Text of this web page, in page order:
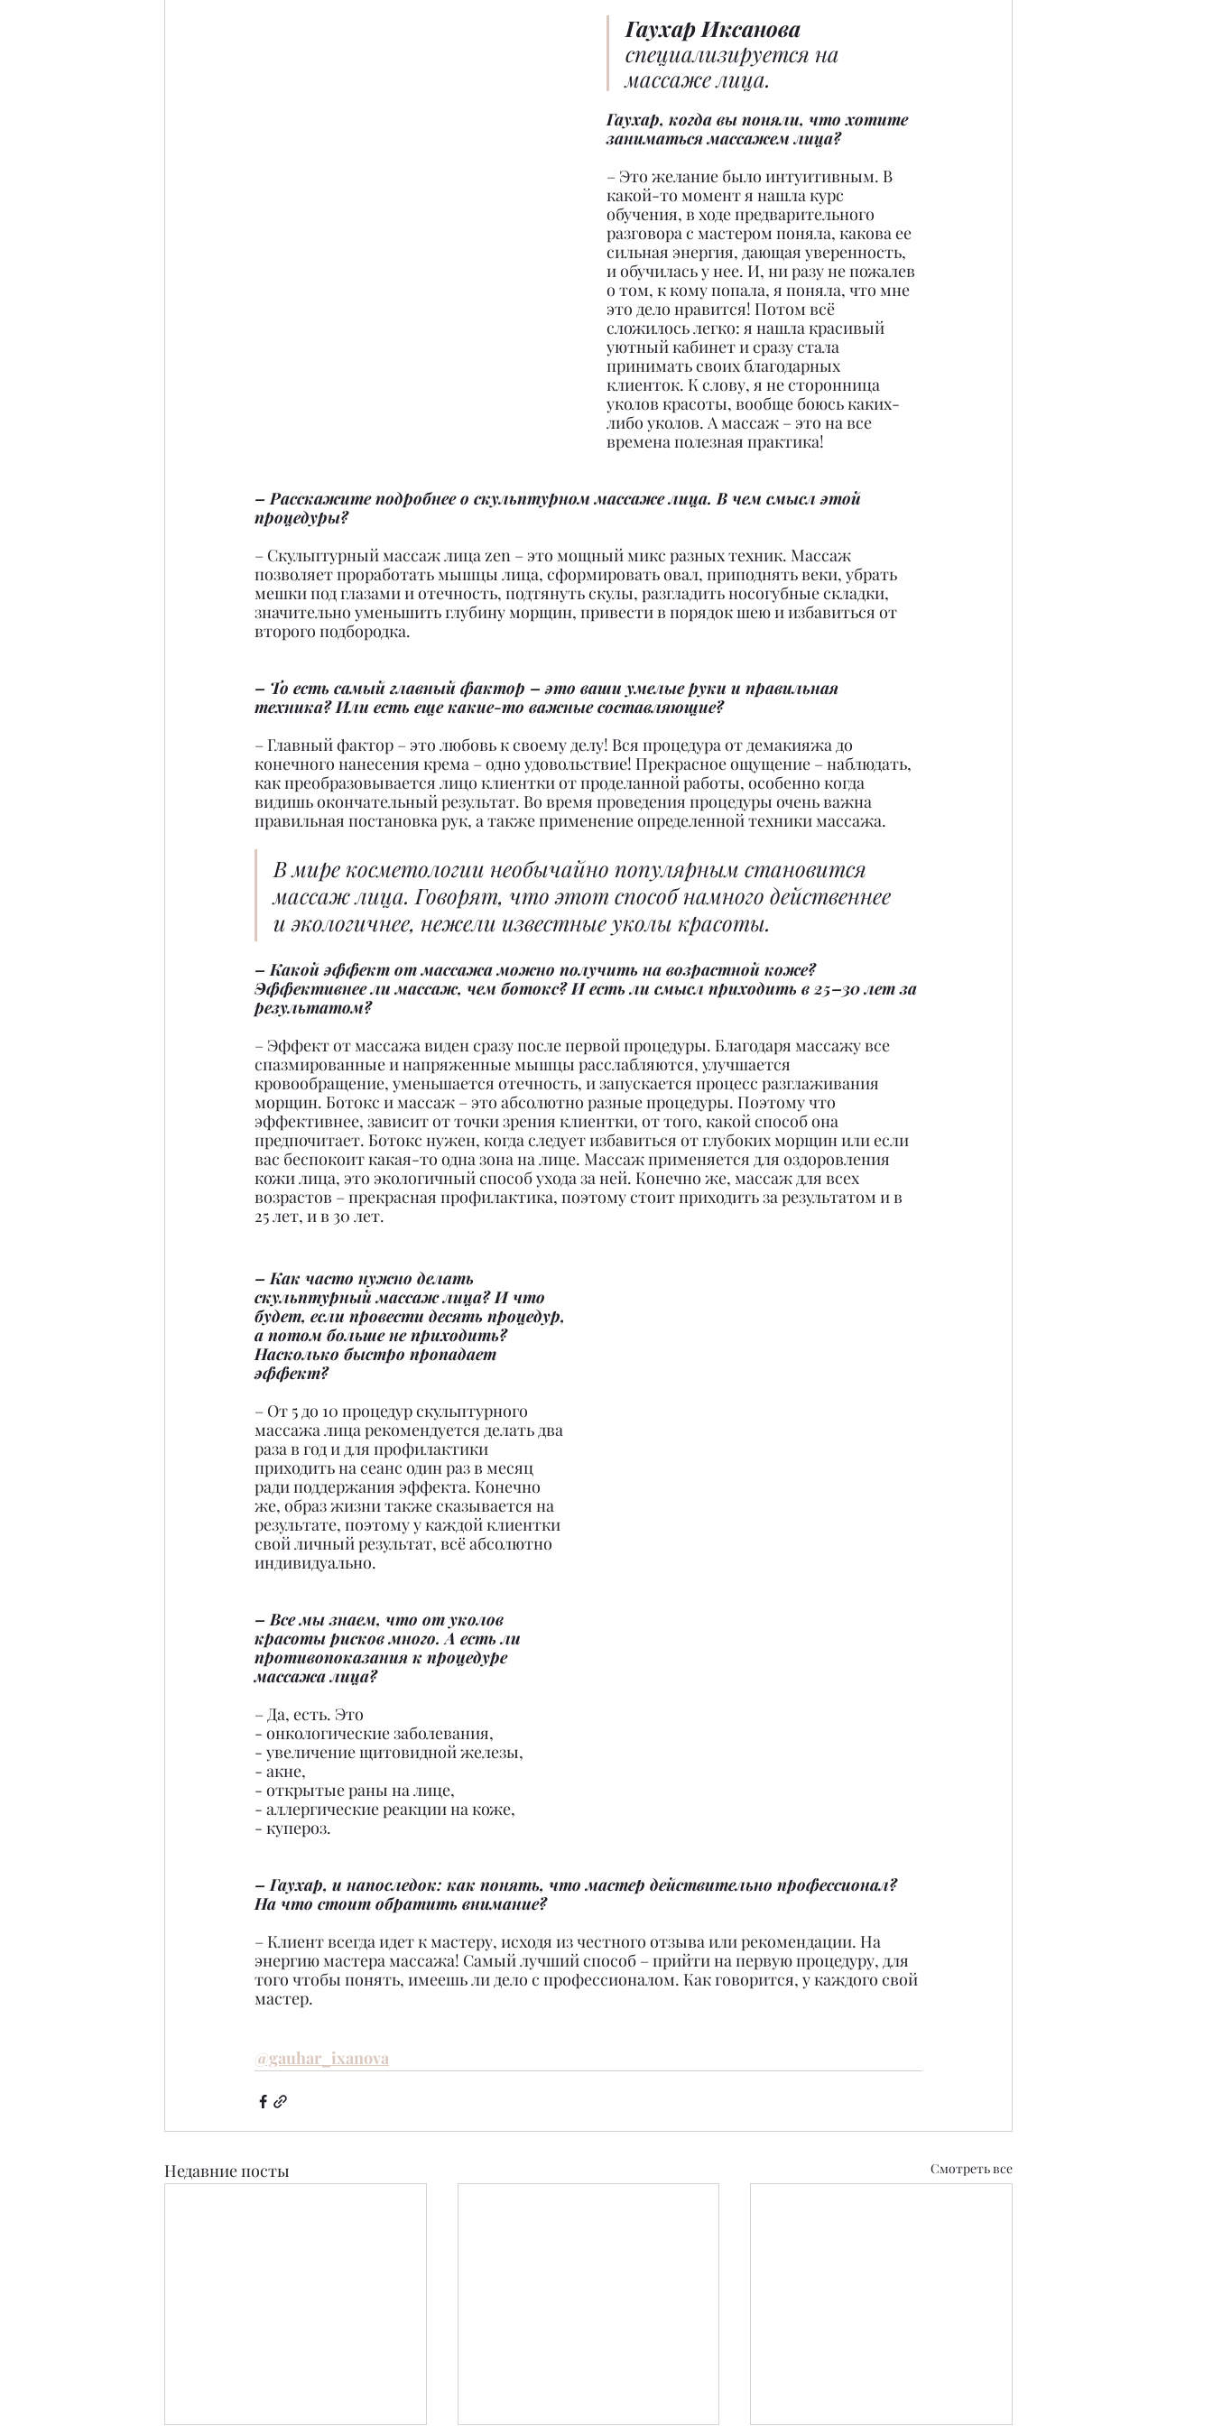
Гаухар Иксанова
специализируется на
массаже лица.
Гаухар, когда вы поняли, что хотите
заниматься массажем лица?
– Это желание было интуитивным. В
какой-то момент я нашла курс
обучения, в ходе предварительного
разговора с мастером поняла, какова ее
сильная энергия, дающая уверенность,
и обучилась у нее. И, ни разу не пожалев
о том, к кому попала, я поняла, что мне
это дело нравится! Потом всё
сложилось легко: я нашла красивый
уютный кабинет и сразу стала
принимать своих благодарных
клиенток. К слову, я не сторонница
уколов красоты, вообще боюсь каких-
либо уколов. А массаж – это на все
времена полезная практика!
– Расскажите подробнее о скульптурном массаже лица. В чем смысл этой
процедуры?
– Скульптурный массаж лица zen – это мощный микс разных техник. Массаж
позволяет проработать мышцы лица, сформировать овал, приподнять веки, убрать
мешки под глазами и отечность, подтянуть скулы, разгладить носогубные складки,
значительно уменьшить глубину морщин, привести в порядок шею и избавиться от
второго подбородка.
– То есть самый главный фактор – это ваши умелые руки и правильная
техника? Или есть еще какие-то важные составляющие?
– Главный фактор – это любовь к своему делу! Вся процедура от демакияжа до
конечного нанесения крема – одно удовольствие! Прекрасное ощущение – наблюдать,
как преобразовывается лицо клиентки от проделанной работы, особенно когда
видишь окончательный результат. Во время проведения процедуры очень важна
правильная постановка рук, а также применение определенной техники массажа.
В мире косметологии необычайно популярным становится
массаж лица. Говорят, что этот способ намного действеннее
и экологичнее, нежели известные уколы красоты.
– Какой эффект от массажа можно получить на возрастной коже?
Эффективнее ли массаж, чем ботокс? И есть ли смысл приходить в 25–30 лет за
результатом?
– Эффект от массажа виден сразу после первой процедуры. Благодаря массажу все
спазмированные и напряженные мышцы расслабляются, улучшается
кровообращение, уменьшается отечность, и запускается процесс разглаживания
морщин. Ботокс и массаж – это абсолютно разные процедуры. Поэтому что
эффективнее, зависит от точки зрения клиентки, от того, какой способ она
предпочитает. Ботокс нужен, когда следует избавиться от глубоких морщин или если
вас беспокоит какая-то одна зона на лице. Массаж применяется для оздоровления
кожи лица, это экологичный способ ухода за ней. Конечно же, массаж для всех
возрастов – прекрасная профилактика, поэтому стоит приходить за результатом и в
25 лет, и в 30 лет.
– Как часто нужно делать
скульптурный массаж лица? И что
будет, если провести десять процедур,
а потом больше не приходить?
Насколько быстро пропадает
эффект?
– От 5 до 10 процедур скульптурного
массажа лица рекомендуется делать два
раза в год и для профилактики
приходить на сеанс один раз в месяц
ради поддержания эффекта. Конечно
же, образ жизни также сказывается на
результате, поэтому у каждой клиентки
свой личный результат, всё абсолютно
индивидуально.
– Все мы знаем, что от уколов
красоты рисков много. А есть ли
противопоказания к процедуре
массажа лица?
– Да, есть. Это
- онкологические заболевания,
- увеличение щитовидной железы,
- акне,
- открытые раны на лице,
- аллергические реакции на коже,
- купероз.
– Гаухар, и напоследок: как понять, что мастер действительно профессионал?
На что стоит обратить внимание?
– Клиент всегда идет к мастеру, исходя из честного отзыва или рекомендации. На
энергию мастера массажа! Самый лучший способ – прийти на первую процедуру, для
того чтобы понять, имеешь ли дело с профессионалом. Как говорится, у каждого свой
мастер.
@gauhar_ixanova
Недавние посты Смотреть все